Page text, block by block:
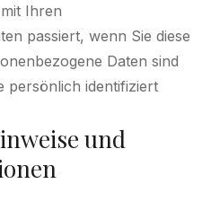
Ihren
passiert, wenn Sie diese
Daten sind
persönlich identifiziert
und